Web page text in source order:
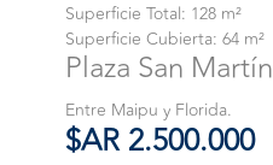
Superficie Total: 128 m²
Superficie Cubierta: 64 m²
Plaza San Martín
Entre Maipu y Florida.
$AR 2.500.000